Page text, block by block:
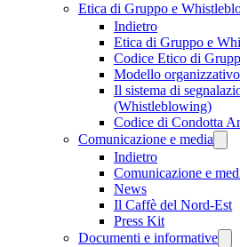
Etica di Gruppo e
Indietro
Etica di Gruppo e
Codice Etico di
Modello
Il sistema di
(Whistleblowing)
Codice di Condotta
Comunicazione e media
Indietro
Comunicazione e
News
Il Caffè del Nord-Est
Press Kit
Documenti e informative